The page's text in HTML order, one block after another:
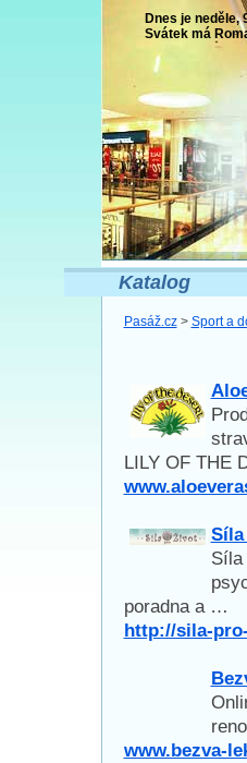
Dnes je neděle,
Svátek má
Katalog
Pasáž.cz> Sport a
LILY OF THE
poradna a …
http://sila-
www.bezva-